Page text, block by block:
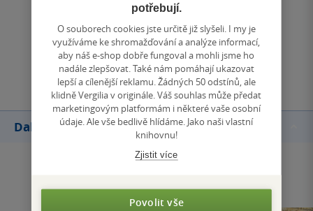
Zobrazit všechna hodnocení
Přidat hodnocení
Další knihy autora
potřebují.
O souborech cookies jste určitě již slyšeli. I my je
využíváme ke shromažďování a analýze informací,
aby náš e-shop dobře fungoval a mohli jsme ho
nadále zlepšovat. Také nám pomáhají ukazovat
lepší a cílenější reklamu. Žádných 50 odstínů, ale
klidně Vergilia v originále. Váš souhlas může předat
marketingovým platformám i některé vaše osobní
údaje. Ale vše bedlivě hlídáme. Jako naši vlastní
knihovnu!
Zjistit více
Povolit vše